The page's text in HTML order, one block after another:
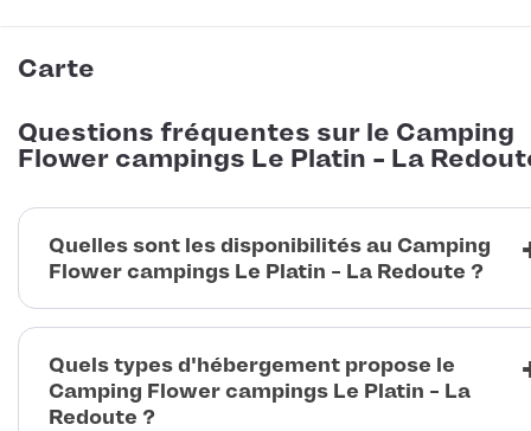
Carte
Questions fréquentes sur le Camping
Flower campings Le Platin - La
Quelles sont les disponibilités au Camping
Flower campings Le Platin - La Redoute ?
Quels types d'hébergement propose le
Camping Flower campings Le Platin - La
Redoute ?